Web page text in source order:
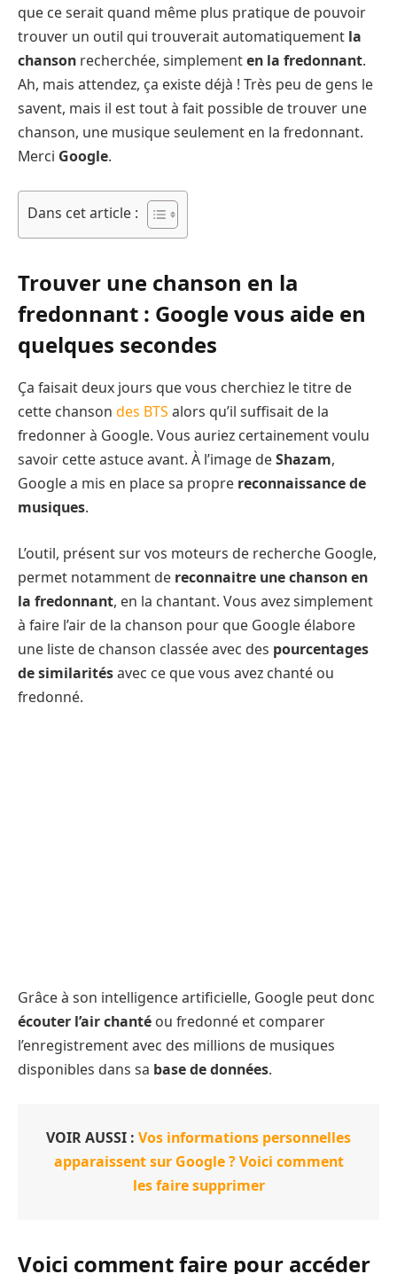
que ce serait quand même plus pratique de pouvoir
trouver un outil qui trouverait automatiquement la
chanson recherchée, simplementen la fredonnant.
Ah, mais attendez, ça existe déjà ! Très peu de gens le
savent, mais il est tout à fait possible de trouver une
chanson, une musique seulement en la fredonnant.
Merci Google.
Dans cet article :
Trouver une chanson en la
fredonnant : Google vous aide en
quelques secondes
Ça faisait deux jours que vous cherchiez le titre de
cette chanson des BTS alors qu’il suffisait de la
fredonner à Google. Vous auriez certainement voulu
savoir cette astuce avant. À l’image deShazam,
Google a mis en place sa propre reconnaissance de
musiques.
L’outil, présent sur vos moteurs de recherche Google,
permet notamment de reconnaitre une chanson en
la fredonnant, en la chantant. Vous avez simplement
à faire l’air de la chanson pour que Google élabore
une liste de chanson classée avec des pourcentages
de similaritésavec ce que vous avez chanté ou
fredonné.
Grâce à son intelligence artificielle, Google peut donc
écouter l’air chanté ou fredonné et comparer
l’enregistrement avec des millions de musiques
disponibles dans sa base de données.
VOIR AUSSI : Vos informations personnelles
apparaissent sur Google ? Voici comment
les faire supprimer
Voici comment faire pour accéder